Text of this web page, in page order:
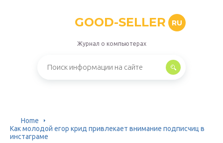
GOOD-SELLER RU
Журнал о компьютерах
Home
Как молодой егор крид привлекает внимание подписчиц в
инстаграме